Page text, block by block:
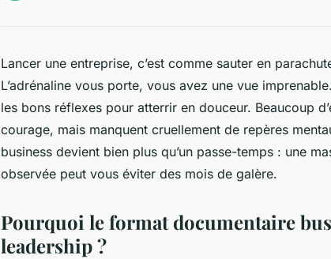
Lancer une entreprise, c’est comme sauter en
L’adrénaline vous porte, vous avez une vue
les bons réflexes pour atterrir en douceur. Beaucoup
courage, mais manquent cruellement de repères
business devient bien plus qu’un passe-temps : une
observée peut vous éviter des mois de galère.
Pourquoi le format documentaire
leadership ?